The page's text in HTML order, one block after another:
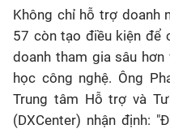
Không chỉ hỗ trợ doanh
57 còn tạo điều kiện để
doanh tham gia sâu
học công nghệ. Ông
Trung tâm Hỗ trợ và
(DXCenter) nhận định: